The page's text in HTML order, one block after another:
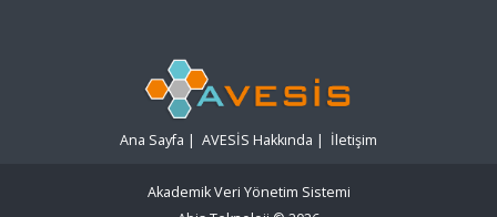
Ana Sayfa | AVESİS Hakkında | İletişim
Akademik Veri Yönetim Sistemi